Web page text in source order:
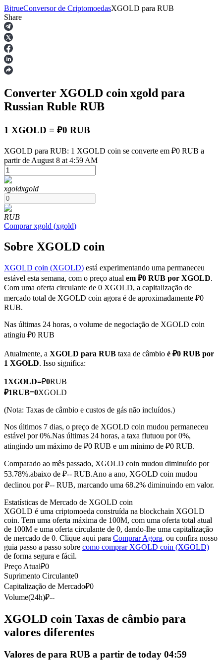
Futuros
Futuros de USDT
Futuros usando USDT como garantia
Futuros COIN-M
Futuros de criptomoeda
TradFi
Derivativos de ações, câmbio, metais preciosos e commodities
Futuros de USDC
Copiar Trading
Junte-se aos principais traders
BitrueConversor de CriptomoedasXGOLD para RUB
Share
Converter XGOLD coin xgold para
Russian Ruble RUB
1 XGOLD = ₽0 RUB
XGOLD para RUB: 1 XGOLD coin se converte em ₽0 RUB a
partir de August 8 at 4:59 AM
xgoldxgold
RUB
Comprar xgold (xgold)
Sobre XGOLD coin
XGOLD coin (XGOLD) está experimentando uma permaneceu
estável esta semana, com o preço atual em ₽0 RUB por XGOLD.
Com uma oferta circulante de 0 XGOLD, a capitalização de
mercado total de XGOLD coin agora é de aproximadamente ₽0
RUB.
Nas últimas 24 horas, o volume de negociação de XGOLD coin
atingiu ₽0 RUB
Atualmente, a XGOLD para RUB taxa de câmbio é ₽0 RUB por
1 XGOLD. Isso significa:
1XGOLD=₽0RUB
₽1RUB=0XGOLD
(Nota: Taxas de câmbio e custos de gás não incluídos.)
Nos últimos 7 dias, o preço de XGOLD coin mudou permaneceu
estável por 0%.Nas últimas 24 horas, a taxa flutuou por 0%,
atingindo um máximo de ₽0 RUB e um mínimo de ₽0 RUB.
Comparado ao mês passado, XGOLD coin mudou diminuído por
53.78%.abaixo de ₽-- RUB.Ano a ano, XGOLD coin mudou
declinou por ₽-- RUB, marcando uma 68.2% diminuindo em valor.
Estatísticas de Mercado de XGOLD coin
XGOLD é uma criptomoeda construída na blockchain XGOLD
coin. Tem uma oferta máxima de 100M, com uma oferta total atual
de 100M e uma oferta circulante de 0, dando-lhe uma capitalização
de mercado de 0. Clique aqui para Comprar Agora, ou confira nosso
guia passo a passo sobre como comprar XGOLD coin (XGOLD)
de forma segura e fácil.
Preço Atual₽0
Suprimento Circulante0
Capitalização de Mercado₽0
Volume(24h)₽--
XGOLD coin Taxas de câmbio para
valores diferentes
Valores de para RUB a partir de today 04:59